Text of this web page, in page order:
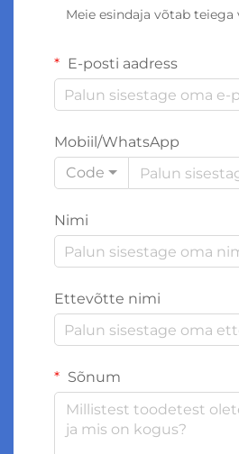
Meie esindaja võtab
E-posti aadress
Mobiil/WhatsApp
Code
Nimi
Ettevõtte nimi
Sõnum